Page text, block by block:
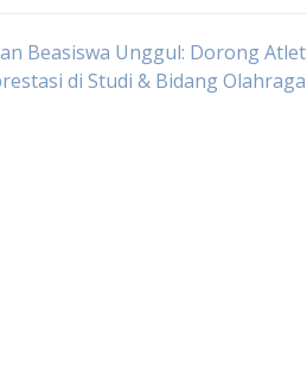
Beasiswa Unggul: Dorong Atlet
di Studi & Bidang Olahraga